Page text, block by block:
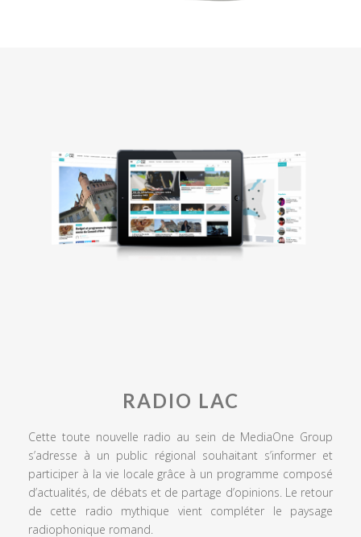
RADIO LAC
Cette toute nouvelle radio au sein de MediaOne Group
s’adresse à un public régional souhaitant s’informer et
participer à la vie locale grâce à un programme composé
d’actualités, de débats et de partage d’opinions. Le retour
de cette radio mythique vient compléter le paysage
radiophonique romand.